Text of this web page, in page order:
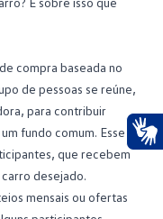
compra baseada no
de pessoas se reúne,
para contribuir
fundo comum. Esse
que recebem
desejado.
mensais ou ofertas